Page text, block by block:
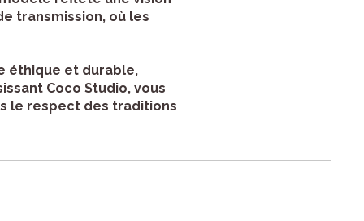
transmission, où les
éthique et durable,
Coco Studio, vous
le respect des traditions